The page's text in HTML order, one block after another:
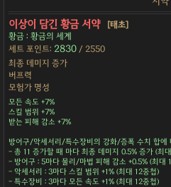
이상이 담긴 황금 서약
[태초]
황금 : 황금의 세계
세트 포인트: 2830 / 2550
최종 데미지 증가
버프력
모험가 명성
모든 속도 +7%
스킬 범위 +7%
받는 피해 감소 +7%
방어구/악세서리/특수장비의 강화/증폭 수치 합에
- 총 11 증가할 때 마다 최종 데미지 0.5% 증가 (최
- 방어구 : 5마다 물리/마법 피해 감소 +0.5% (최대
- 악세서리 : 3마다 스킬 범위 +1% (최대 12중첩)
- 특수장비 : 3마다 모든 속도 +1% (최대 12중첩)